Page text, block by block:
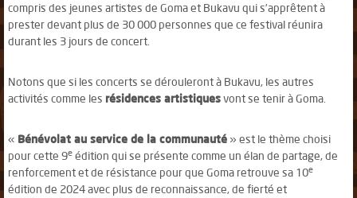
compris des jeunes artistes de Goma et Bukavu qui s’apprêtent à
prester devant plus de 30 000 personnes que ce festival réunira
durant les 3 jours de concert.
Notons que si les concerts se dérouleront à Bukavu, les autres
activités comme les résidences artistiquesvont se tenir à Goma.
« Bénévolat au service de la communauté » est le thème choisi
pour cette 9e édition qui se présente comme un élan de partage, de
renforcement et de résistance pour que Goma retrouve sa 10e
édition de 2024 avec plus de reconnaissance, de fierté et